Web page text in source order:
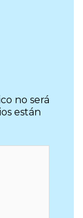
no será
están